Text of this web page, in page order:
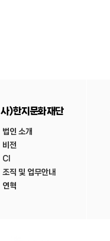
사)한지문화재단
법인 소개
비전
CI
조직 및 업무안내
연혁